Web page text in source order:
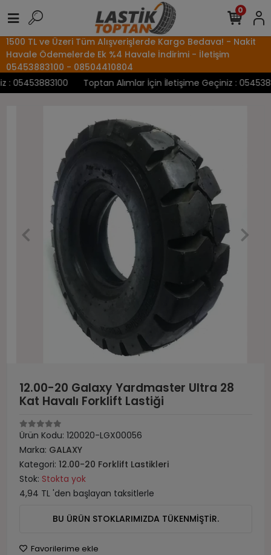
1500 TL ve Üzeri Tüm Alışverişlerde Kargo Bedava! - Nakit
Havale Ödemelerde Ek %4 Havale İndirimi - İletişim
05453883100 - 08504410804
Toptan Alımlar İçin İletişime Geçiniz :
0
12.00-20 Galaxy Yardmaster Ultra 28
Kat Havalı Forklift Lastiği
Ürün Kodu: 120020-LGX00056
Marka: GALAXY
Kategori: 12.00-20 Forklift Lastikleri
Stok: Stokta yok
4,94 TL 'den başlayan taksitlerle
BU ÜRÜN STOKLARIMIZDA TÜKENMİŞTİR.
Favorilerime ekle